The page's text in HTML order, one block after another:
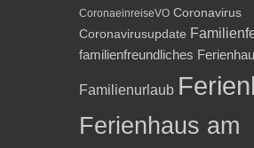
CoronaeinreiseVO Coronavirus
Coronavirusupdate
familienfreundliches
Familienurlaub
Ferienhaus am